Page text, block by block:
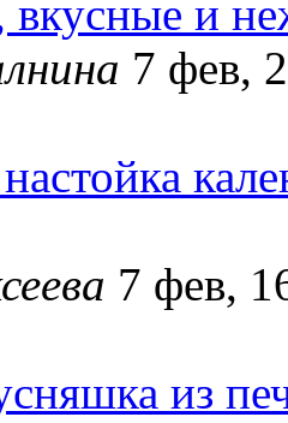
и
7 фев,
7 фев,
из